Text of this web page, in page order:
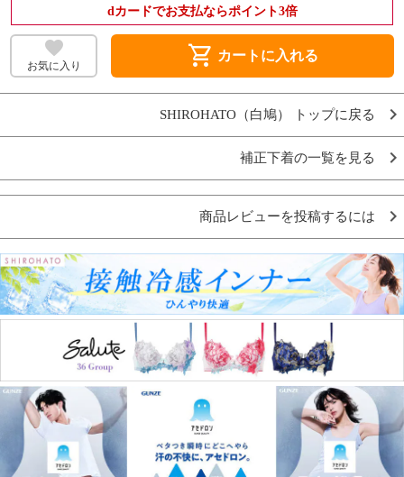
dカードでお支払ならポイント3倍
お気に入り shopping_cart カートに入れる
SHIROHATO（白鳩） トップに戻る
補正下着の一覧を見る
商品レビューを投稿するには